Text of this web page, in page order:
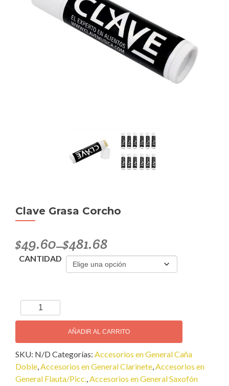
Clave Grasa Corcho
$49.60–$481.68
CANTIDAD
Clave
Grasa
cantidad
AÑADIR AL CARRITO
SKU: N/D Categorías: Accesorios en General Caña
Doble,Accesorios en General Clarinete,Accesorios en
General Flauta/Picc.,Accesorios en General Saxofón